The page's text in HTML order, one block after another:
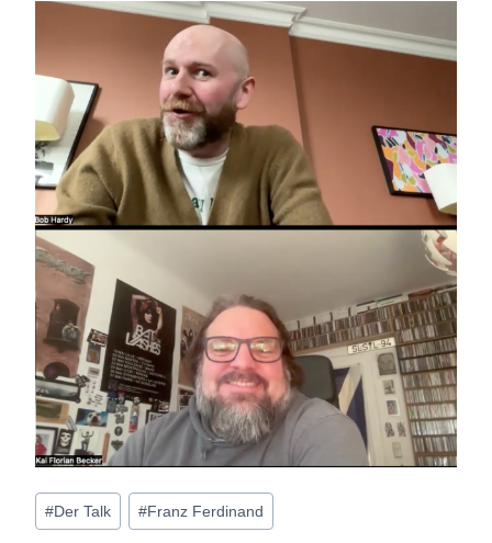
Schlagworte:
#Der Talk #Franz Ferdinand